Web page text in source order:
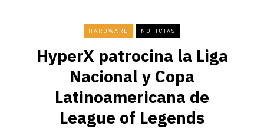
HARDWARE NOTICIAS
HyperX patrocina la Liga
Nacional y Copa
Latinoamericana de
League of Legends